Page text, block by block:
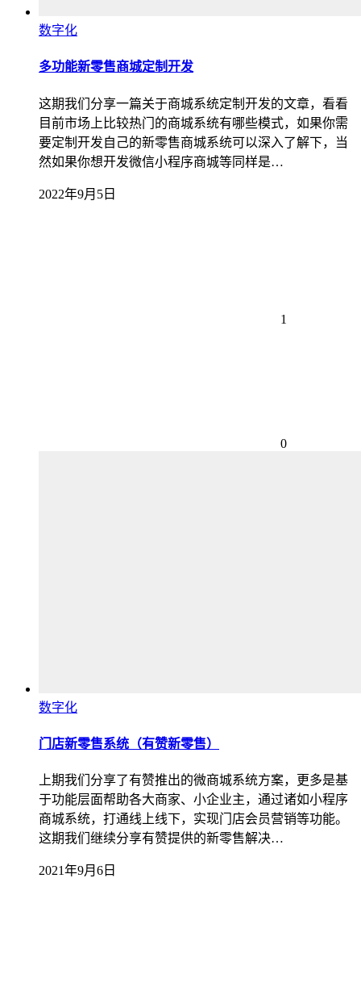
数字化
多功能新零售商城定制开发
这期我们分享一篇关于商城系统定制开发的文章，看看
目前市场上比较热门的商城系统有哪些模式，如果你需
要定制开发自己的新零售商城系统可以深入了解下，当
然如果你想开发微信小程序商城等同样是…
2022年9月5日
1
0
数字化
门店新零售系统（有赞新零售）
上期我们分享了有赞推出的微商城系统方案，更多是基
于功能层面帮助各大商家、小企业主，通过诸如小程序
商城系统，打通线上线下，实现门店会员营销等功能。
这期我们继续分享有赞提供的新零售解决…
2021年9月6日